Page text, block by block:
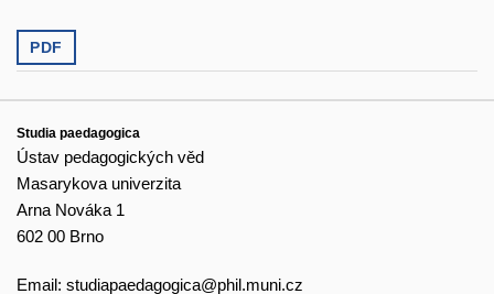
PDF
Studia paedagogica
Ústav pedagogických věd
Masarykova univerzita
Arna Nováka 1
602 00 Brno
Email: studiapaedagogica@phil.muni.cz